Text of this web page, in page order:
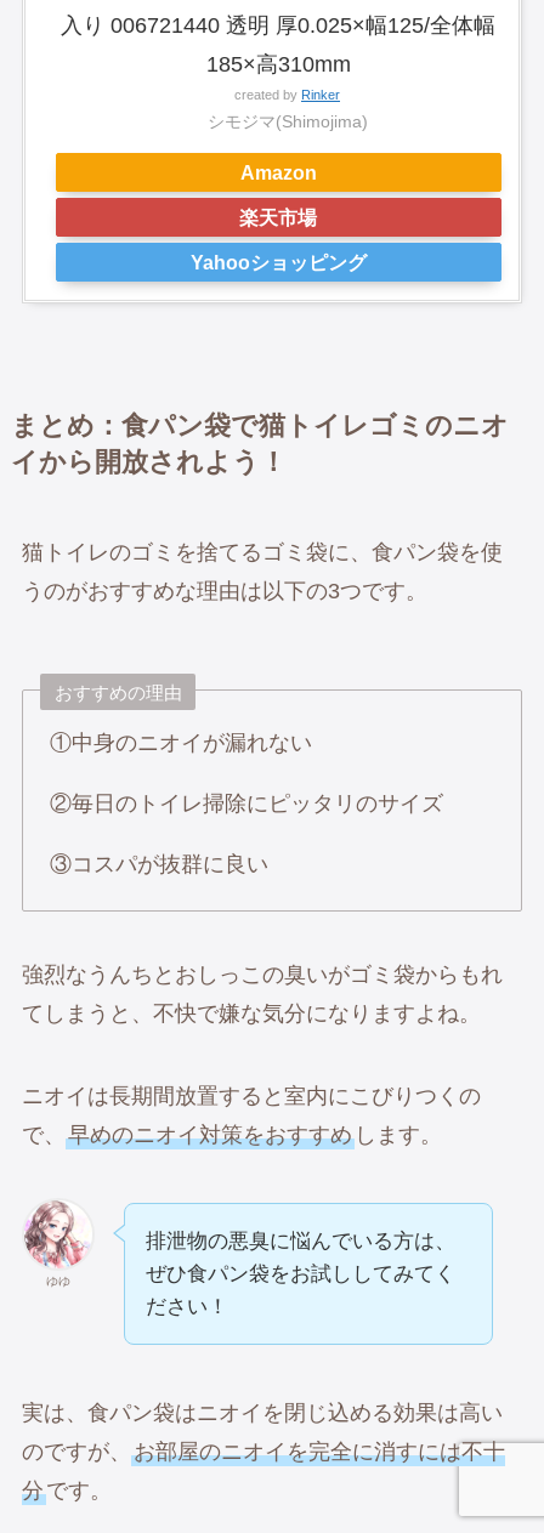
入り 006721440 透明 厚0.025×幅125/全体幅
185×高310mm
created by Rinker
シモジマ(Shimojima)
Amazon
楽天市場
Yahooショッピング
まとめ：食パン袋で猫トイレゴミのニオ
イから開放されよう！
猫トイレのゴミを捨てるゴミ袋に、食パン袋を使
うのがおすすめな理由は以下の3つです。
おすすめの理由
①中身のニオイが漏れない
②毎日のトイレ掃除にピッタリのサイズ
③コスパが抜群に良い
強烈なうんちとおしっこの臭いがゴミ袋からもれ
てしまうと、不快で嫌な気分になりますよね。
ニオイは長期間放置すると室内にこびりつくの
で、 早めのニオイ対策をおすすめします。
ゆゆ
排泄物の悪臭に悩んでいる方は、
ぜひ食パン袋をお試ししてみてく
ださい！
実は、食パン袋はニオイを閉じ込める効果は高い
のですが、 お部屋のニオイを完全に消すには不十
分です。